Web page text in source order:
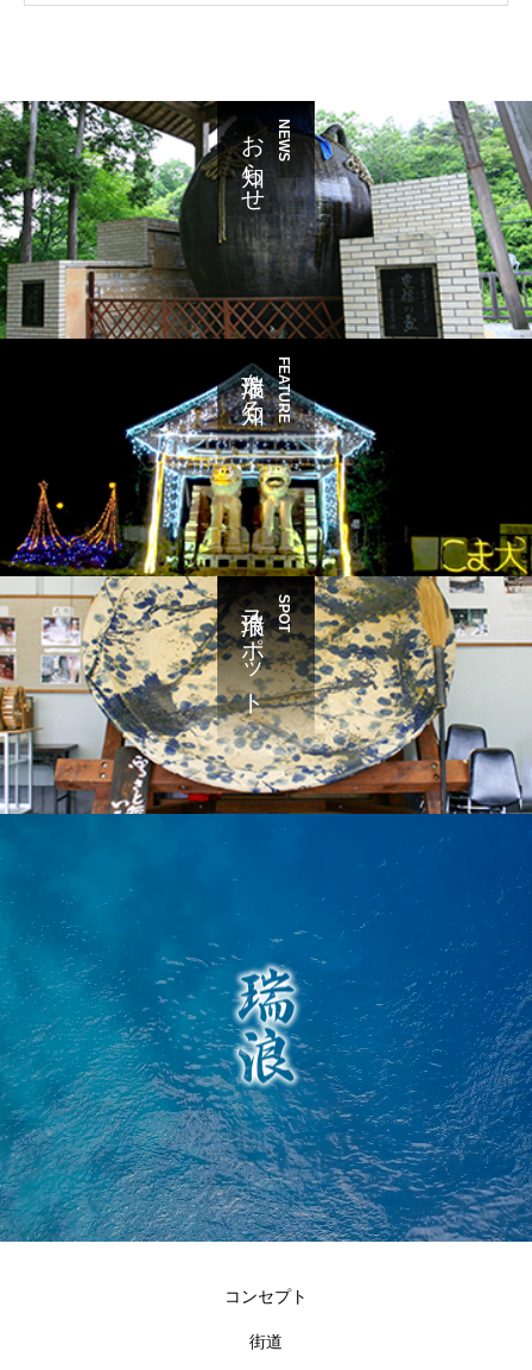
NEWS
お知らせ
FEATURE
瑞浪を知る
SPOT
瑞浪スポット
コンセプト
街道